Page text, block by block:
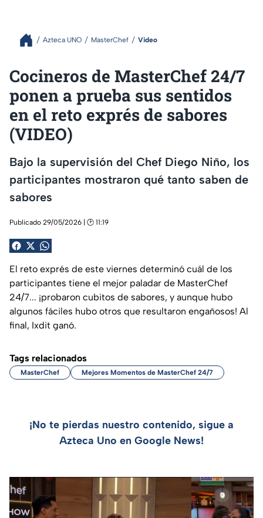
Azteca UNO MasterChef Video
Cocineros de MasterChef 24/7
ponen a prueba sus sentidos
en el reto exprés de sabores
(VIDEO)
Bajo la supervisión del Chef Diego Niño, los
participantes mostraron qué tanto saben de
sabores
Publicado 29/05/2026 | 🕑 11:19
El reto exprés de este viernes determinó cuál de los
participantes tiene el mejor paladar de MasterChef
24/7... ¡probaron cubitos de sabores, y aunque hubo
algunos fáciles hubo otros que resultaron engañosos! Al
final, Ixdit ganó.
Tags relacionados
MasterChef Mejores Momentos de MasterChef 24/7
¡No te pierdas nuestro contenido, sigue a
Azteca Uno en Google News!